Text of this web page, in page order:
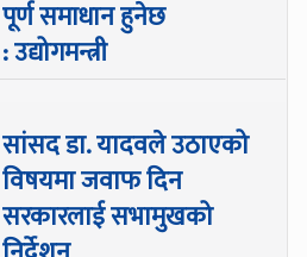
पूर्ण समाधान हुनेछ
: उद्योगमन्त्री
सांसद डा‍‍. यादवले उठाएको
विषयमा जवाफ दिन
सरकारलाई सभामुखको